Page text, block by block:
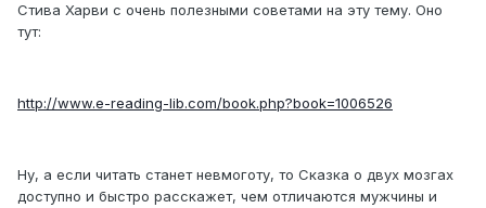
Стива Харви с очень полезными советами на эту тему. Оно
тут:
http://www.e-reading-lib.com/book.php?book=1006526
Ну, а если читать станет невмоготу, то Сказка о двух мозгах
доступно и быстро расскажет, чем отличаются мужчины и